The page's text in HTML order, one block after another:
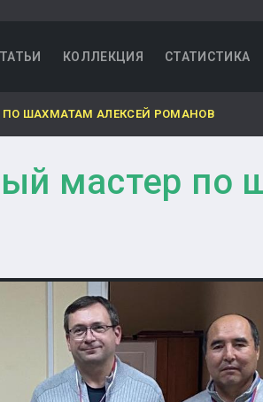
КОЛЛЕКЦИЯ СТАТИСТИКА
ШАХМАТАМ АЛЕКСЕЙ РОМАНОВ
мастер по